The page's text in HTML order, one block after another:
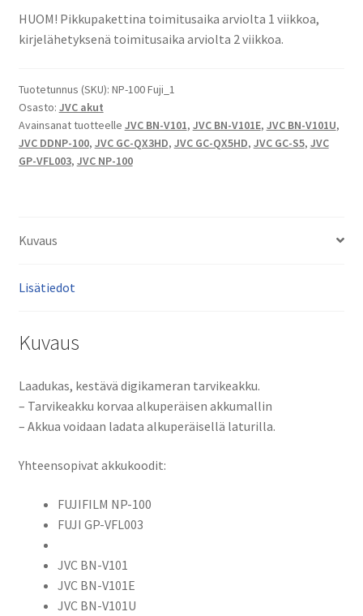
V101U,
DDNP-
100,
VFL003,
NP-
100
Digikameran
3,6V
GC-
GC-
HUOM! Pikkupakettina toimitusaika arviolta 1 viikkoa,
kirjelähetyksenä toimitusaika arviolta 2 viikkoa.
Tuotetunnus (SKU): NP-100 Fuji_1
Osasto: JVC akut
Avainsanat tuotteelle JVC BN-V101, JVC BN-V101E, JVC BN-V101U,
JVC DDNP-100, JVC GC-QX3HD, JVC GC-QX5HD, JVC GC-S5, JVC
GP-VFL003, JVC NP-100
Kuvaus
Lisätiedot
Kuvaus
Laadukas, kestävä digikameran tarvikeakku.
– Tarvikeakku korvaa alkuperäisen akkumallin
– Akkua voidaan ladata alkuperäisellä laturilla.
Yhteensopivat akkukoodit:
FUJIFILM NP-100
FUJI GP-VFL003
JVC BN-V101
JVC BN-V101E
JVC BN-V101U